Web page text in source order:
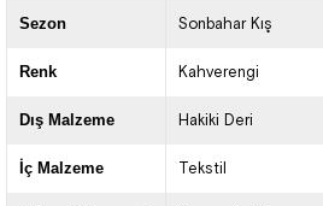
Sezon Sonbahar Kış
Renk Kahverengi
Dış Malzeme Hakiki Deri
İç Malzeme Tekstil